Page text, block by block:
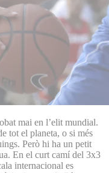
mai en l’elit mundial.
tot el planeta, o si més
Però hi ha un petit
En el curt camí del 3x3
internacional es